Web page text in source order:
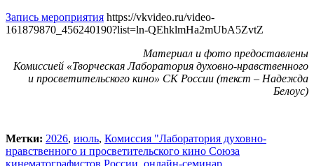
Запись мероприятия https://vkvideo.ru/video-
161879870_456240190?list=ln-QEhklmHa2mUbA5ZvtZ
Материал и фото предоставлены
Комиссией «Творческая Лаборатория духовно-нравственного
и просветительского кино» СК России (текст – Надежда
Белоус)
Метки: 2026, июль, Комиссия "Лаборатория духовно-
нравственного и просветительского кино Союза
кинематографистов России онлайн-семинар